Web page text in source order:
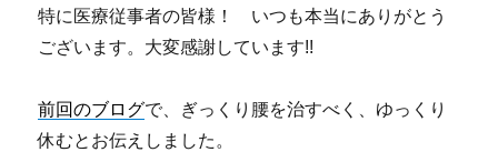
特に医療従事者の皆様！ いつも本当にありがとう
ございます。大変感謝しています!!
前回のブログで、ぎっくり腰を治すべく、ゆっくり
休むとお伝えしました。